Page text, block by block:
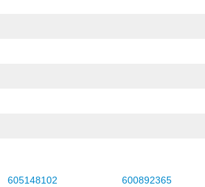
605148102 600892365